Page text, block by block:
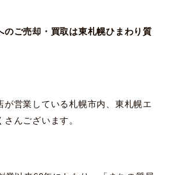
のご売却・買取は東札幌ひまわり質
が営業している札幌市内、東札幌エ
んございます。